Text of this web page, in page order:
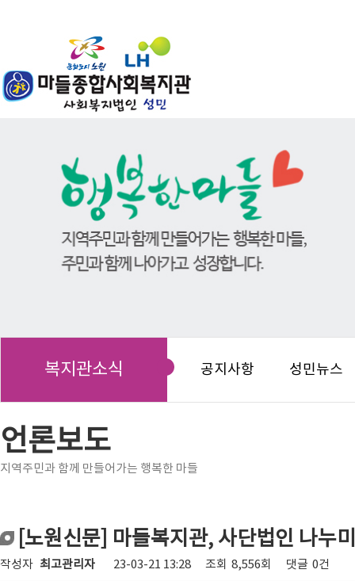
복지관소식 공지사항 성민뉴스
언론보도
지역주민과 함께 만들어가는 행복한 마들
[노원신문] 마들복지관, 사단법인 나누
작성자 최고관리자 23-03-21 13:28 조회 8,556회 댓글 0건